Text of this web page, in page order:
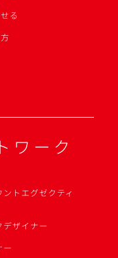
る
ワーク
トエグゼクティ
ザイナー
ー